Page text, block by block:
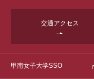
交通アクセス
甲南女子大学SSO